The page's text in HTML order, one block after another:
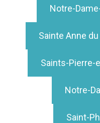
Notre-
Sainte Anne
Saints-Pierre-
Notre-
Saint-